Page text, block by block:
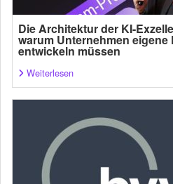
Die Architektur der KI-
warum Unternehmen eigene
entwickeln müssen
Weiterlesen